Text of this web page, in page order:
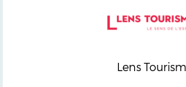
Lens